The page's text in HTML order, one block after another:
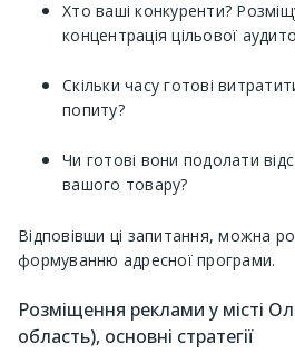
Хто ваші конкуренти?
концентрація цільової
Скільки часу готові
попиту?
Чи готові вони подолати
вашого товару?
Відповівши ці запитання, можна
формуванню адресної програми.
Розміщення реклами у місті
область), основні стратегії